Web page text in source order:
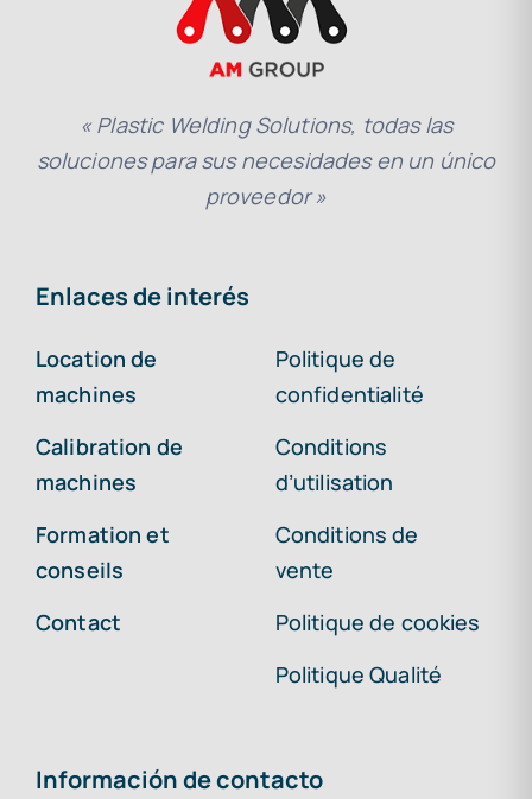
« Plastic Welding Solutions, todas las
soluciones para sus necesidades en un único
proveedor »
Enlaces de interés
Location de
machines
Calibration de
machines
Formation et
conseils
Contact
Politique de
confidentialité
Conditions
d’utilisation
Conditions de
vente
Politique de cookies
Politique Qualité
Información de contacto